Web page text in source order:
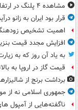
مشاهده ۴ پلنگ در ارتفاعات میناب
قرار بود ایران به زانو
اهمیت تشخیص
افزایش مجدد قیمت
به یاد آن روز که به
قیمت گاز در اروپا به
برداشت برنج از
جمهوری اسلامی نه از
ناگفته‌هایی از آمپول